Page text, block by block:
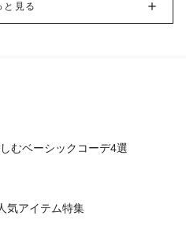
と見る
むベーシックコーデ4選
気アイテム特集